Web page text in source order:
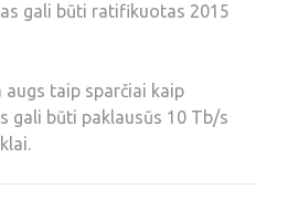
gali būti ratifikuotas 2015
taip sparčiai kaip
gali būti paklausūs 10 Tb/s